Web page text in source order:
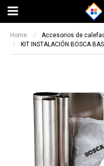
Home
Accesorios de
KIT INSTALACIÓN BOSCA
Otras formas de
Elegí otra opción
Otras formas de
6 cuotas
reintegro
interés en
Beneficio
14/05/2023